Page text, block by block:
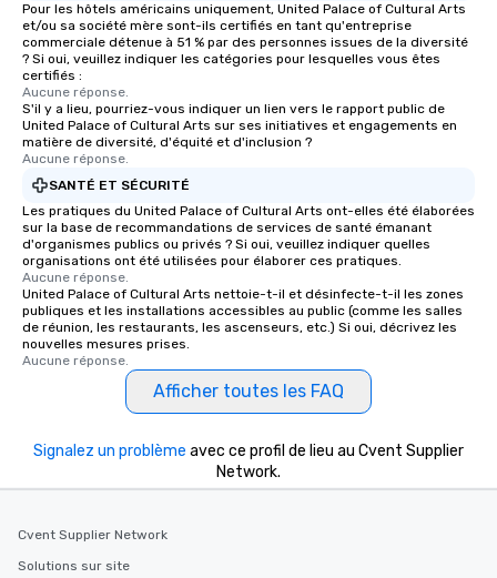
Pour les hôtels américains uniquement, United Palace of Cultural Arts
et/ou sa société mère sont-ils certifiés en tant qu'entreprise
commerciale détenue à 51 % par des personnes issues de la diversité
? Si oui, veuillez indiquer les catégories pour lesquelles vous êtes
certifiés :
Aucune réponse.
S'il y a lieu, pourriez-vous indiquer un lien vers le rapport public de
United Palace of Cultural Arts sur ses initiatives et engagements en
matière de diversité, d'équité et d'inclusion ?
Aucune réponse.
SANTÉ ET SÉCURITÉ
Les pratiques du United Palace of Cultural Arts ont-elles été élaborées
sur la base de recommandations de services de santé émanant
d'organismes publics ou privés ? Si oui, veuillez indiquer quelles
organisations ont été utilisées pour élaborer ces pratiques.
Aucune réponse.
United Palace of Cultural Arts nettoie-t-il et désinfecte-t-il les zones
publiques et les installations accessibles au public (comme les salles
de réunion, les restaurants, les ascenseurs, etc.) Si oui, décrivez les
nouvelles mesures prises.
Aucune réponse.
Afficher toutes les FAQ
Signalez un problème avec ce profil de lieu au Cvent Supplier
Network.
Cvent Supplier Network
Solutions sur site